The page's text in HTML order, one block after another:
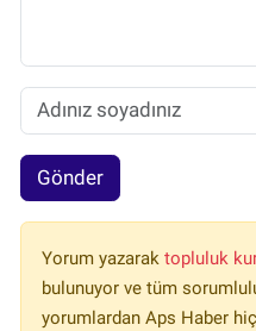
Gönder
Yorum yazarak topluluk
bulunuyor ve tüm
yorumlardan Aps Haber